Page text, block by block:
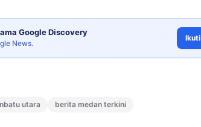
Google Discovery
News.
Ikuti
utara
berita medan terkini